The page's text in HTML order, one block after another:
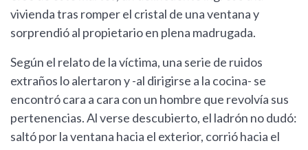
vivienda tras romper el cristal de una ventana y
sorprendió al propietario en plena madrugada.
Según el relato de la víctima, una serie de ruidos
extraños lo alertaron y -al dirigirse a la cocina- se
encontró cara a cara con un hombre que revolvía sus
pertenencias. Al verse descubierto, el ladrón no dudó:
saltó por la ventana hacia el exterior, corrió hacia el